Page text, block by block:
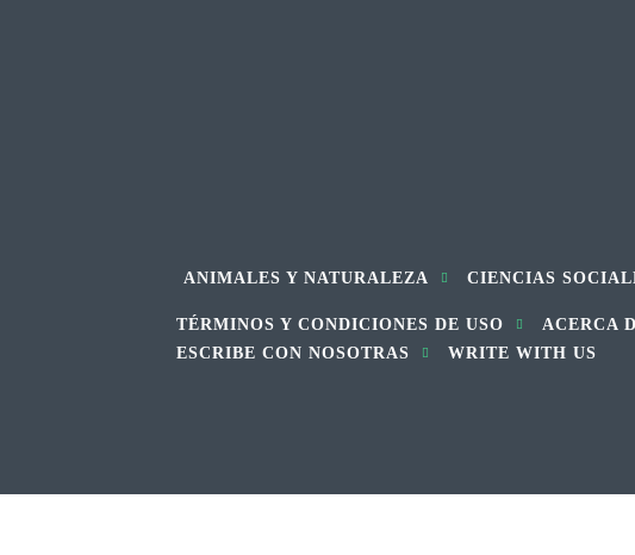
ANIMALES Y NATURALEZA CIENCIAS
TÉRMINOS Y CONDICIONES DE USO ACERCA
ESCRIBE CON NOSOTRAS
WRITE WITH US